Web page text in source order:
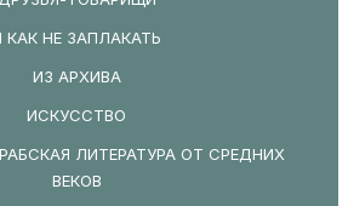
КАК НЕ ЗАПЛАКАТЬ
ИЗ АРХИВА
ИСКУССТВО
ЛИТЕРАТУРА ОТ СРЕДНИХ
ВЕКОВ